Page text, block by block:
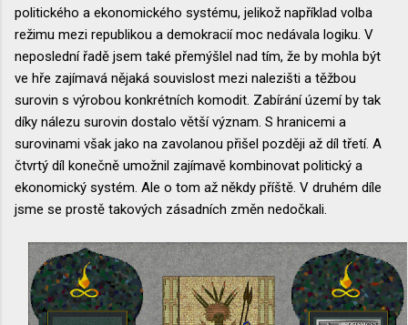
politického a ekonomického systému, jelikož například volba
režimu mezi republikou a demokracií moc nedávala logiku. V
neposlední řadě jsem také přemýšlel nad tím, že by mohla být
ve hře zajímavá nějaká souvislost mezi nalezišti a těžbou
surovin s výrobou konkrétních komodit. Zabírání území by tak
díky nálezu surovin dostalo větší význam. S hranicemi a
surovinami však jako na zavolanou přišel později až díl třetí. A
čtvrtý díl konečně umožnil zajímavě kombinovat politický a
ekonomický systém. Ale o tom až někdy příště. V druhém díle
jsme se prostě takových zásadních změn nedočkali.